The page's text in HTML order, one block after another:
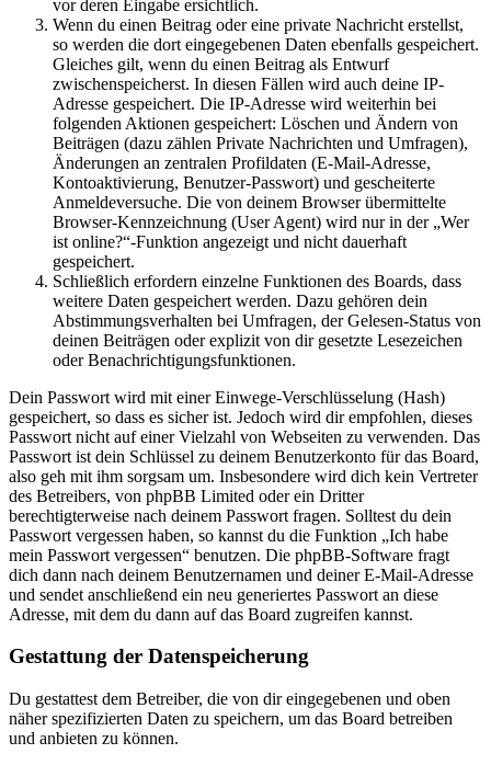
vor deren Eingabe ersichtlich.
Wenn du einen Beitrag oder eine private Nachricht erstellst,
so werden die dort eingegebenen Daten ebenfalls gespeichert.
Gleiches gilt, wenn du einen Beitrag als Entwurf
zwischenspeicherst. In diesen Fällen wird auch deine IP-
Adresse gespeichert. Die IP-Adresse wird weiterhin bei
folgenden Aktionen gespeichert: Löschen und Ändern von
Beiträgen (dazu zählen Private Nachrichten und Umfragen),
Änderungen an zentralen Profildaten (E-Mail-Adresse,
Kontoaktivierung, Benutzer-Passwort) und gescheiterte
Anmeldeversuche. Die von deinem Browser übermittelte
Browser-Kennzeichnung (User Agent) wird nur in der „Wer
ist online?“-Funktion angezeigt und nicht dauerhaft
gespeichert.
Schließlich erfordern einzelne Funktionen des Boards, dass
weitere Daten gespeichert werden. Dazu gehören dein
Abstimmungsverhalten bei Umfragen, der Gelesen-Status von
deinen Beiträgen oder explizit von dir gesetzte Lesezeichen
oder Benachrichtigungsfunktionen.
Dein Passwort wird mit einer Einwege-Verschlüsselung (Hash)
gespeichert, so dass es sicher ist. Jedoch wird dir empfohlen, dieses
Passwort nicht auf einer Vielzahl von Webseiten zu verwenden. Das
Passwort ist dein Schlüssel zu deinem Benutzerkonto für das Board,
also geh mit ihm sorgsam um. Insbesondere wird dich kein Vertreter
des Betreibers, von phpBB Limited oder ein Dritter
berechtigterweise nach deinem Passwort fragen. Solltest du dein
Passwort vergessen haben, so kannst du die Funktion „Ich habe
mein Passwort vergessen“ benutzen. Die phpBB-Software fragt
dich dann nach deinem Benutzernamen und deiner E-Mail-Adresse
und sendet anschließend ein neu generiertes Passwort an diese
Adresse, mit dem du dann auf das Board zugreifen kannst.
Gestattung der Datenspeicherung
Du gestattest dem Betreiber, die von dir eingegebenen und oben
näher spezifizierten Daten zu speichern, um das Board betreiben
und anbieten zu können.